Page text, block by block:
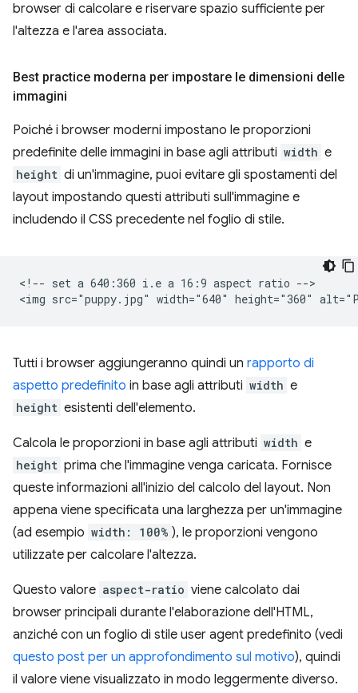
browser di calcolare e riservare spazio sufficiente per
l'altezza e l'area associata.
Best practice moderna per impostare le dimensioni delle
immagini
Poiché i browser moderni impostano le proporzioni
predefinite delle immagini in base agli attributi width e
height di un'immagine, puoi evitare gli spostamenti del
layout impostando questi attributi sull'immagine e
includendo il CSS precedente nel foglio di stile.
<!-- set a 640:360 i.e a 16:9 aspect ratio -->
Tutti i browser aggiungeranno quindi un rapporto di
aspetto predefinito in base agli attributi width e
height esistenti dell'elemento.
Calcola le proporzioni in base agli attributi width e
height prima che l'immagine venga caricata. Fornisce
queste informazioni all'inizio del calcolo del layout. Non
appena viene specificata una larghezza per un'immagine
(ad esempio width: 100% ), le proporzioni vengono
utilizzate per calcolare l'altezza.
Questo valore aspect-ratio viene calcolato dai
browser principali durante l'elaborazione dell'HTML,
anziché con un foglio di stile user agent predefinito (vedi
questo post per un approfondimento sul motivo), quindi
il valore viene visualizzato in modo leggermente diverso.